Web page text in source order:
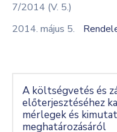
7/2014 (V. 5.)
2014. május 5.
A költségvetés és
előterjesztéséhez
mérlegek és
meghatározásáról